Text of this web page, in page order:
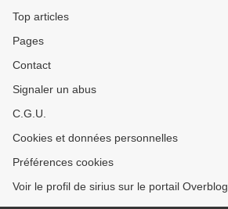
Top articles
Pages
Contact
Signaler un abus
C.G.U.
Cookies et données personnelles
Préférences cookies
Voir le profil de sirius sur le portail Overblog